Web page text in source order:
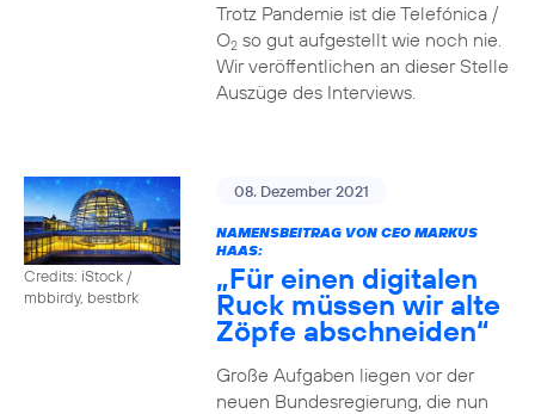
Trotz Pandemie ist die Telefónica /
O2so gut aufgestellt wie noch nie.
Wir veröffentlichen an dieser Stelle
Auszüge des Interviews.
Credits: iStock /
mbbirdy, bestbrk
08. Dezember 2021
NAMENSBEITRAG VON CEO MARKUS
HAAS:
„Für einen digitalen
Ruck müssen wir alte
Zöpfe abschneiden“
Große Aufgaben liegen vor der
neuen Bundesregierung, die nun